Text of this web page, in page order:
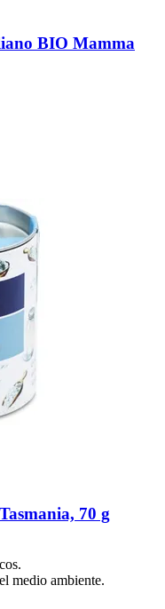
BIO Mamma
70 g
medio ambiente.